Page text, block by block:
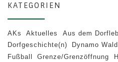
KATEGORIEN
AKs Aktuelles Aus dem
Dorfgeschichte(n)
Dynamo
Fußball
Grenze/Grenzöffnung